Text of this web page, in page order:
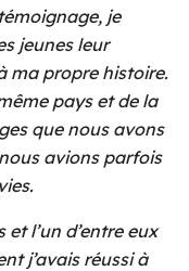
je
jeunes leur
ma propre histoire.
pays et de la
que nous avons
avions parfois
l’un d’entre eux
j’avais réussi à